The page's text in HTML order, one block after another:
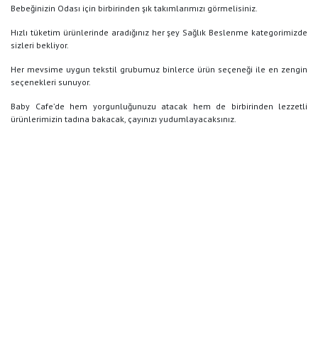
Bebeğinizin Odası için birbirinden şık takımlarımızı görmelisiniz.
Hızlı tüketim ürünlerinde aradığınız her şey Sağlık Beslenme kategorimizde
sizleri bekliyor.
Her mevsime uygun tekstil grubumuz binlerce ürün seçeneği ile en zengin
seçenekleri sunuyor.
Baby Cafe’de hem yorgunluğunuzu atacak hem de birbirinden lezzetli
ürünlerimizin tadına bakacak, çayınızı yudumlayacaksınız.